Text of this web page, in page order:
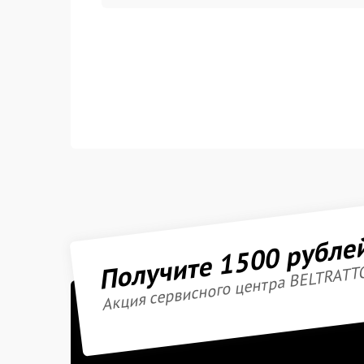
Получите 1500
Акция сервисного центра